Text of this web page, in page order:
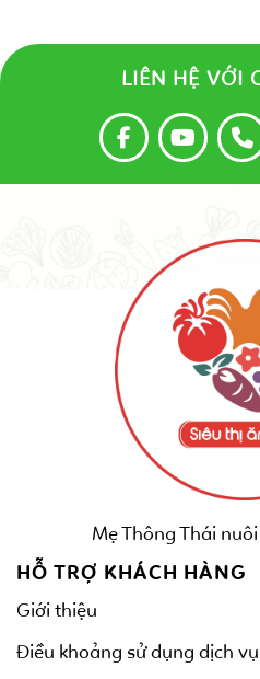
LIÊN HỆ VỚI
Mẹ Thông Thái
HỖ TRỢ KHÁCH HÀNG
Giới thiệu
Điều khoảng sử dụng dịch vụ